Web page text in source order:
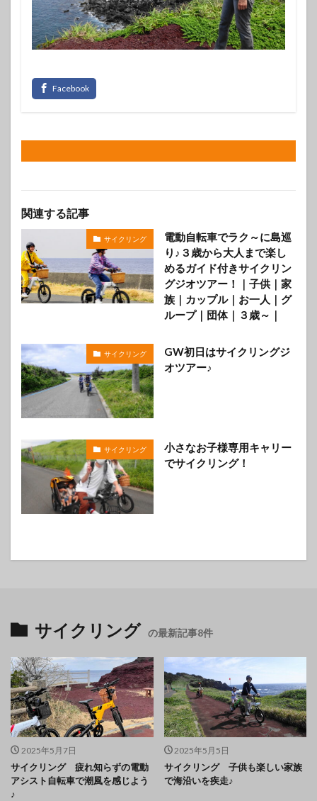
関連する記事
サイクリング
電動自転車でラク～に島巡
り♪３歳から大人まで楽し
めるガイド付きサイクリン
グジオツアー！｜子供｜家
族｜カップル｜お一人｜グ
ループ｜団体｜３歳～｜
サイクリング
GW初日はサイクリングジ
オツアー♪
サイクリング
小さなお子様専用キャリー
でサイクリング！
サイクリング の最新記事8件
2025年5月7日
サイクリング 疲れ知らずの電動
アシスト自転車で潮風を感じよう
♪
2025年5月5日
サイクリング 子供も楽しい家族
で海沿いを疾走♪